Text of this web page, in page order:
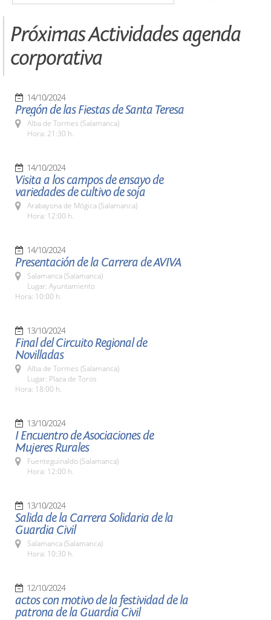
Próximas Actividades agenda
corporativa
14/10/2024
Pregón de las Fiestas de Santa Teresa
Alba de Tormes (Salamanca)
Hora: 21:30 h.
14/10/2024
Visita a los campos de ensayo de
variedades de cultivo de soja
Arabayona de Mógica (Salamanca)
Hora: 12:00 h.
14/10/2024
Presentación de la Carrera de AVIVA
Salamanca (Salamanca)
Lugar: Ayuntamiento
Hora: 10:00 h.
13/10/2024
Final del Circuito Regional de
Novilladas
Alba de Tormes (Salamanca)
Lugar: Plaza de Toros
Hora: 18:00 h.
13/10/2024
I Encuentro de Asociaciones de
Mujeres Rurales
Fuenteguinaldo (Salamanca)
Hora: 12:00 h.
13/10/2024
Salida de la Carrera Solidaria de la
Guardia Civil
Salamanca (Salamanca)
Hora: 10:30 h.
12/10/2024
actos con motivo de la festividad de la
patrona de la Guardia Civil